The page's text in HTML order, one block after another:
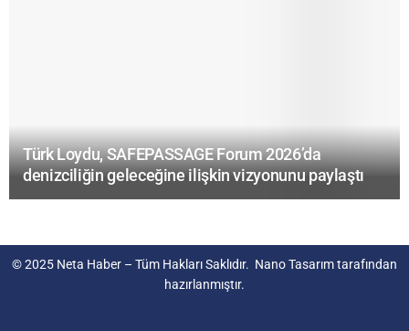
Türk Loydu, SAFEPASSAGE Forum 2026’da
denizciliğin geleceğine ilişkin vizyonunu paylaştı
© 2025 Neta Haber – Tüm Hakları Saklıdır. Nano Tasarımtarafından
hazırlanmıştır.